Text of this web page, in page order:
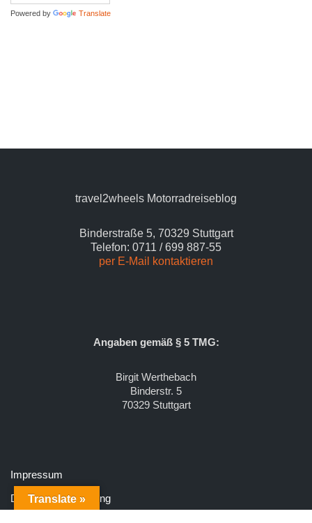
Powered by Translate
travel2wheels Motorradreiseblog
Binderstraße 5, 70329 Stuttgart
Telefon: 0711 / 699 887-55
per E-Mail kontaktieren
Angaben gemäß § 5 TMG:
Birgit Werthebach
Binderstr. 5
70329 Stuttgart
Impressum
Datenschutzerklärung
Translate »